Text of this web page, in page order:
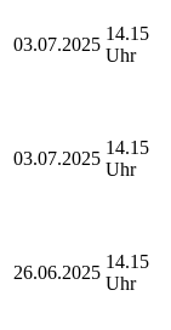
03.07.2025
14.15
Uhr
03.07.2025
14.15
Uhr
26.06.2025
14.15
Uhr